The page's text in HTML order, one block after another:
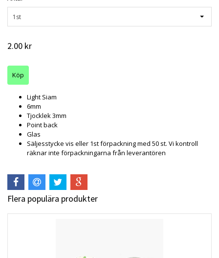
1st
2.00 kr
Light Siam
6mm
Tjocklek 3mm
Point back
Glas
Säljesstycke vis eller 1st förpackning med 50 st. Vi kontroll
räknar inte förpackningarna från leverantören
Flera populära produkter